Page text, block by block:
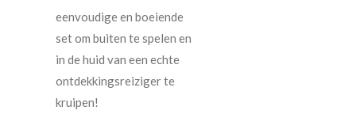
eenvoudige en boeiende
set om buiten te spelen en
in de huid van een echte
ontdekkingsreiziger te
kruipen!